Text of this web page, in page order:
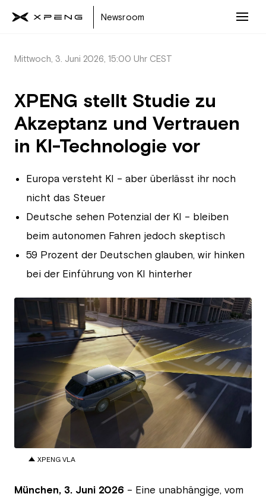
Newsroom
Mittwoch, 3. Juni 2026, 15:00 Uhr CEST
XPENG stellt Studie zu
Akzeptanz und Vertrauen
in KI-Technologie vor
Europa versteht KI – aber überlässt ihr noch
nicht das Steuer
Deutsche sehen Potenzial der KI – bleiben
beim autonomen Fahren jedoch skeptisch
59 Prozent der Deutschen glauben, wir hinken
bei der Einführung von KI hinterher
XPENG VLA
München, 3. Juni 2026 – Eine unabhängige, vom